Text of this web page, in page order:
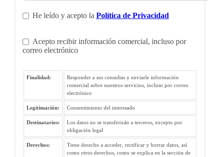
He leído y acepto la Política de Privacidad
Acepto recibir información comercial, incluso por
correo electrónico
Finalidad:
Responder a sus consultas y enviarle información
comercial sobre nuestros servicios, incluso por correo
electrónico
Legitimación: Consentimiento del interesado
Destinatarios:
Los datos no se transferirán a terceros, excepto por
obligación legal
Derechos:
Tiene derecho a acceder, rectificar y borrar datos, así
como otros derechos, como se explica en la sección de